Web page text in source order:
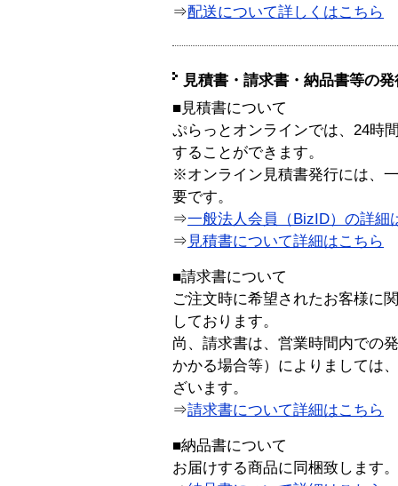
⇒配送について詳しくはこちら
見積書・請求書・納品書等の
■見積書について
ぷらっとオンラインでは、24時
することができます。
※オンライン見積書発行には、
要です。
⇒一般法人会員（BizID）の詳細
⇒ 見積書について詳細はこちら
■請求書について
ご注文時に希望されたお客様に
しております。
尚、請求書は、営業時間内での
かかる場合等）によりましては
ざいます。
⇒請求書について詳細はこちら
■納品書について
お届けする商品に同梱致します。